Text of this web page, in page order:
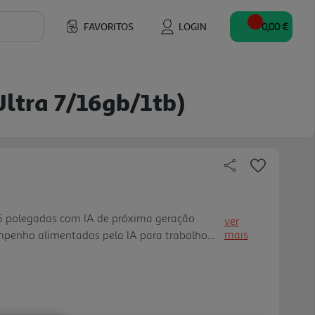
FAVORITOS LOGIN 0,00 €
7/16gb/1tb)
polegadas com IA de próxima geração
alimentados pela IA para trabalho
e um teclado retroiluminado com
ver
mais